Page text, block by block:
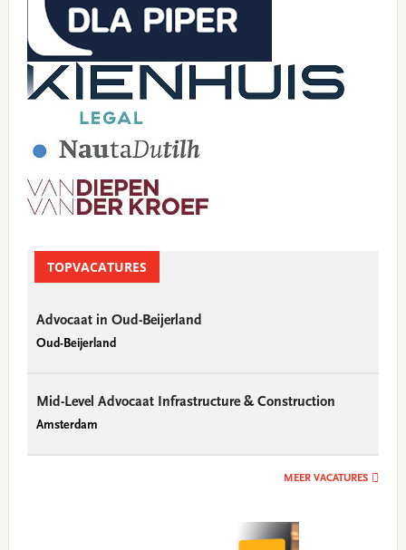
TOPVACATURES
Advocaat in Oud-Beijerland
Oud-Beijerland
Mid-Level Advocaat Infrastructure & Construction
Amsterdam
MEER VACATURES